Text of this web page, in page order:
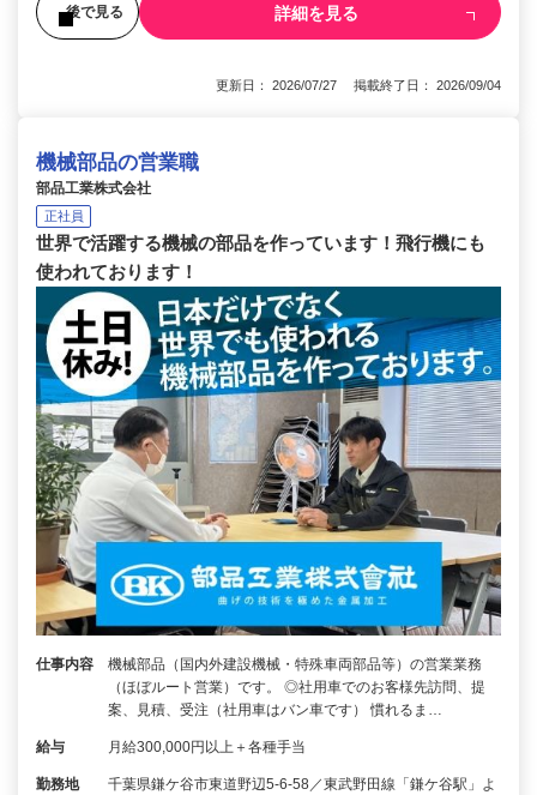
後で見る 詳細を見る
更新日： 2026/07/27 掲載終了日： 2026/09/04
機械部品の営業職
部品工業株式会社
正社員
世界で活躍する機械の部品を作っています！飛行機にも
使われております！
仕事内容
機械部品（国内外建設機械・特殊車両部品等）の営業業務
（ほぼルート営業）です。 ◎社用車でのお客様先訪問、提
案、見積、受注（社用車はバン車です） 慣れるま…
給与 月給300,000円以上＋各種手当
勤務地
千葉県鎌ケ谷市東道野辺5-6-58／東武野田線「鎌ケ谷駅」よ